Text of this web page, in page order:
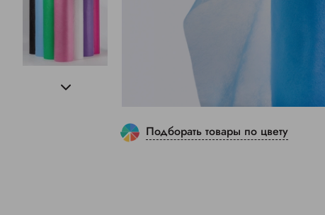
Подборать товары по цвету